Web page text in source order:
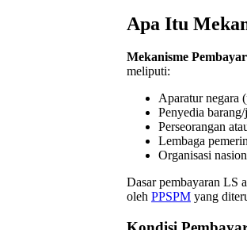
Apa Itu
Mekanisme
meliputi:
Aparatur negara
Penyedia barang/
Perseorangan
Lembaga
Organisasi
Dasar pembayaran LS
oleh PPSPM yang